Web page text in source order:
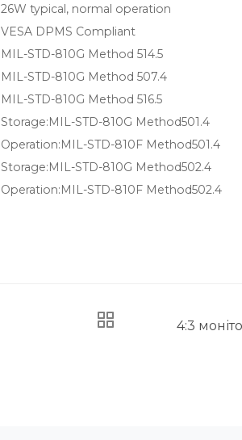
26W typical, normal operation
VESA DPMS Compliant
MIL-STD-810G Method 514.5
MIL-STD-810G Method 507.4
MIL-STD-810G Method 516.5
Storage:MIL-STD-810G Method501.4
Operation:MIL-STD-810F Method501.4
Storage:MIL-STD-810G Method502.4
Operation:MIL-STD-810F Method502.4
4:3